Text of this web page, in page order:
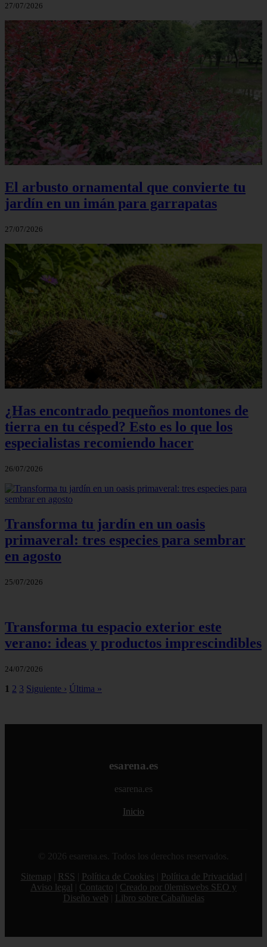
27/07/2026
El arbusto ornamental que convierte tu
jardín en un imán para garrapatas
27/07/2026
¿Has encontrado pequeños montones de
tierra en tu césped? Esto es lo que los
especialistas recomiendo hacer
26/07/2026
Transforma tu jardín en un oasis
primaveral: tres especies para sembrar
en agosto
25/07/2026
Transforma tu espacio exterior este
verano: ideas y productos imprescindibles
24/07/2026
1 2 3 Siguiente › Última »
esarena.es
esarena.es
Inicio
© 2026 esarena.es. Todos los derechos reservados.
Sitemap
RSS Política de Cookies Política de Privacidad
Aviso legal
Contacto
Creado por 0lemiswebs SEO y
Diseño web
Libro sobre Cabañuelas